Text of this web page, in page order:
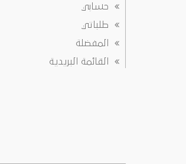
حسابي
طلباتي
المفضلة
القائمة البريدية